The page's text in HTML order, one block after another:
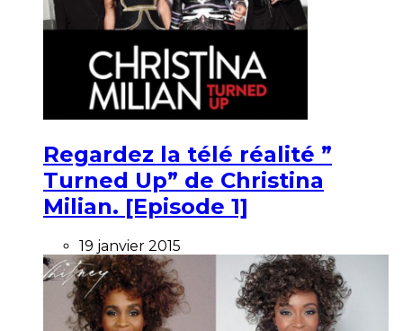
Regardez la télé réalité ”
Turned Up” de Christina
Milian. [Episode 1]
19 janvier 2015